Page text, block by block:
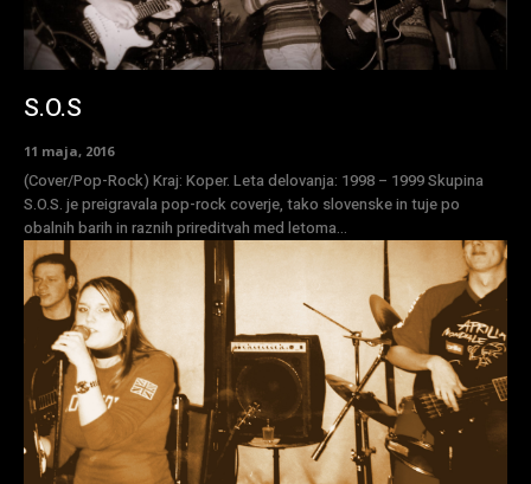
S.O.S
11 maja, 2016
(Cover/Pop-Rock) Kraj: Koper. Leta delovanja: 1998 – 1999 Skupina
S.O.S. je preigravala pop-rock coverje, tako slovenske in tuje po
obalnih barih in raznih prireditvah med letoma...